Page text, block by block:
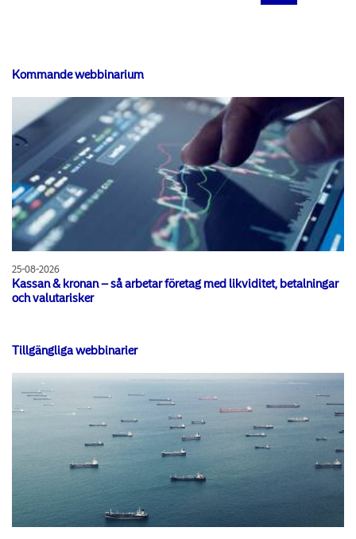
Kommande webbinarium
25-08-2026
Kassan & kronan – så arbetar företag med likviditet, betalningar
och valutarisker
Tillgängliga webbinarier